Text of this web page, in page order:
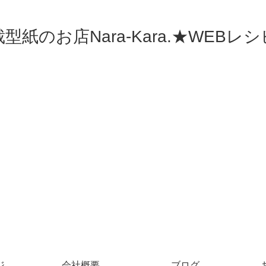
型紙のお店Nara-Kara.★WEBレ